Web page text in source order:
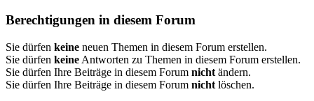
Berechtigungen in diesem Forum
Sie dürfen keine neuen Themen in diesem Forum erstellen.
Sie dürfen keine Antworten zu Themen in diesem Forum erstellen.
Sie dürfen Ihre Beiträge in diesem Forum nicht ändern.
Sie dürfen Ihre Beiträge in diesem Forum nicht löschen.